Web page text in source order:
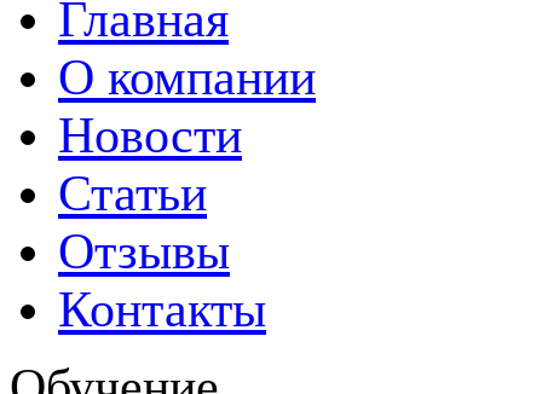
Главная
О компании
Новости
Статьи
Отзывы
Контакты